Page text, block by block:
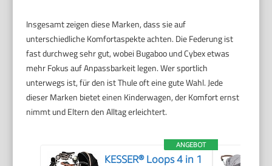
Insgesamt zeigen diese Marken, dass sie auf
unterschiedliche Komfortaspekte achten. Die Federung ist
fast durchweg sehr gut, wobei Bugaboo und Cybex etwas
mehr Fokus auf Anpassbarkeit legen. Wer sportlich
unterwegs ist, für den ist Thule oft eine gute Wahl. Jede
dieser Marken bietet einen Kinderwagen, der Komfort ernst
nimmt und Eltern den Alltag erleichtert.
ANGEBOT
KESSER® Loops 4 in 1